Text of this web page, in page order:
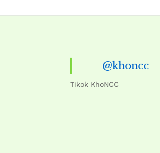
@khoncc
Tikok KhoNCC